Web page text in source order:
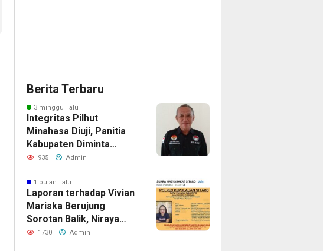
Berita Terbaru
3 minggu lalu
Integritas Pilhut
Minahasa Diuji, Panitia
Kabupaten Diminta
Tegakkan Aturan Tanpa
935 Admin
1 bulan lalu
Laporan terhadap Vivian
Mariska Berujung
Sorotan Balik, Niraya
Sarry Ternyata Dicari
1730 Admin